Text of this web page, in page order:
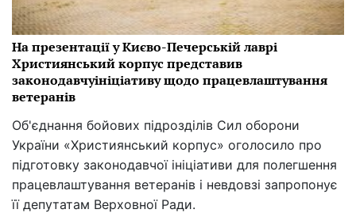
На презентації у Києво-Печерській лаврі
Християнський корпус представив
законодавчуініціативу щодо працевлаштування
ветеранів
Об'єднання бойових підрозділів Сил оборони
України «Християнський корпус» оголосило про
підготовку законодавчої ініціативи для полегшення
працевлаштування ветеранів і невдовзі запропонує
її депутатам Верховної Ради.